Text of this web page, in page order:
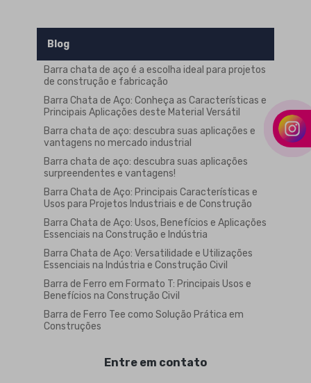
Blog
Barra chata de aço é a escolha ideal para projetos
de construção e fabricação
Barra Chata de Aço: Conheça as Características e
Principais Aplicações deste Material Versátil
Barra chata de aço: descubra suas aplicações e
vantagens no mercado industrial
Barra chata de aço: descubra suas aplicações
surpreendentes e vantagens!
Barra Chata de Aço: Principais Características e
Usos para Projetos Industriais e de Construção
Barra Chata de Aço: Usos, Benefícios e Aplicações
Essenciais na Construção e Indústria
Barra Chata de Aço: Versatilidade e Utilizações
Essenciais na Indústria e Construção Civil
Barra de Ferro em Formato T: Principais Usos e
Benefícios na Construção Civil
Barra de Ferro Tee como Solução Prática em
Construções
Entre em contato